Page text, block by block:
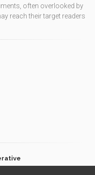
often overlooked by
reach their target readers